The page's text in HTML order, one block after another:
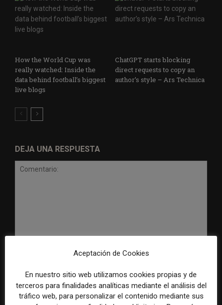
How the World Cup was
really watched: Inside the
data behind football’s biggest
live blogs
ChatGPT starts blocking
direct requests to copy an
author’s style – Ars Technica
DEJA UNA RESPUESTA
Aceptación de Cookies
En nuestro sitio web utilizamos cookies propias y de
terceros para finalidades analíticas mediante el análisis del
tráfico web, para personalizar el contenido mediante sus